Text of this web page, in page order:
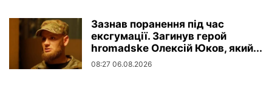
Зазнав поранення під час
ексгумації. Загинув герой
hromadske Олексій Юков, який...
08:27 06.08.2026